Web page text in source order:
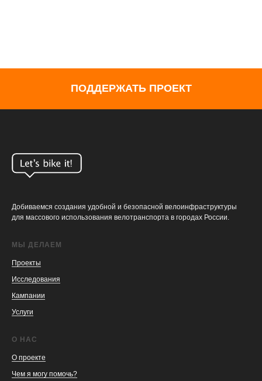
ПОДДЕРЖАТЬ ПРОЕКТ
Добиваемся создания удобной и безопасной велоинфраструктуры
для массового использования велотранспорта в городах России.
МЫ ДЕЛАЕМ
Проекты
Исследования
Кампании
Услуги
О НАС
О проекте
Чем я могу помочь?